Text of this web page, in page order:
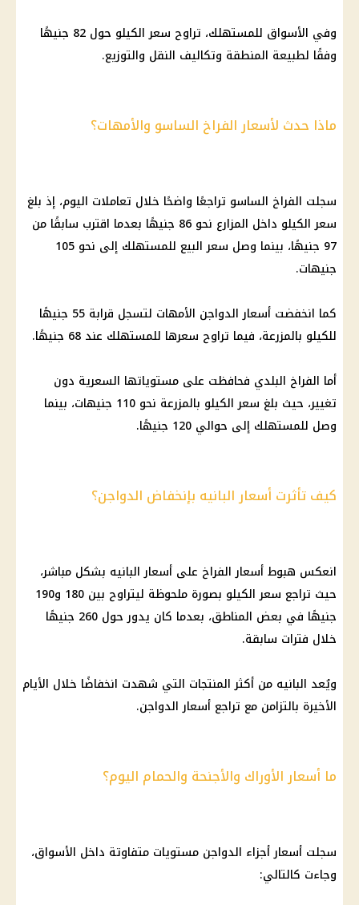
وفي الأسواق للمستهلك، تراوح سعر الكيلو حول 82 جنيهًا
وفقًا لطبيعة المنطقة وتكاليف النقل والتوزيع.
ماذا حدث لأسعار الفراخ الساسو والأمهات؟
سجلت الفراخ الساسو تراجعًا واضحًا خلال تعاملات اليوم، إذ بلغ
سعر الكيلو داخل المزارع نحو 86 جنيهًا بعدما اقترب سابقًا من
97 جنيهًا، بينما وصل سعر البيع للمستهلك إلى نحو 105
جنيهات.
كما انخفضت أسعار الدواجن
الأمهات لتسجل قرابة 55 جنيهًا
للكيلو بالمزرعة، فيما تراوح سعرها للمستهلك عند 68 جنيهًا.
أما الفراخ البلدي فحافظت على مستوياتها السعرية دون
تغيير، حيث بلغ سعر الكيلو بالمزرعة نحو 110 جنيهات، بينما
وصل للمستهلك إلى حوالي 120 جنيهًا.
كيف تأثرت أسعار البانيه بإنخفاض الدواجن؟
انعكس هبوطأسعار الفراخ على أسعار البانيه بشكل مباشر،
حيث تراجع سعر الكيلو بصورة ملحوظة ليتراوح بين 180 و190
جنيهًا في بعض المناطق، بعدما كان يدور حول 260 جنيهًا
خلال فترات سابقة.
ويُعد البانيه من أكثر المنتجات التي شهدت انخفاضًا خلال الأيام
الأخيرة بالتزامن مع تراجع أسعار الدواجن.
ما أسعار الأوراك والأجنحة والحمام اليوم؟
سجلت أسعار أجزاء الدواجن مستويات متفاوتة داخل الأسواق،
وجاءت كالتالي: